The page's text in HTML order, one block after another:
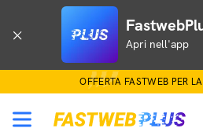
Apri nell'app
OFFERTA FASTWEB PER